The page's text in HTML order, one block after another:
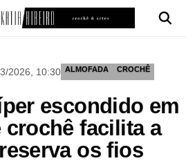
2026, 10:30 ALMOFADA CROCHÊ
escondido em
crochê facilita a
os fios